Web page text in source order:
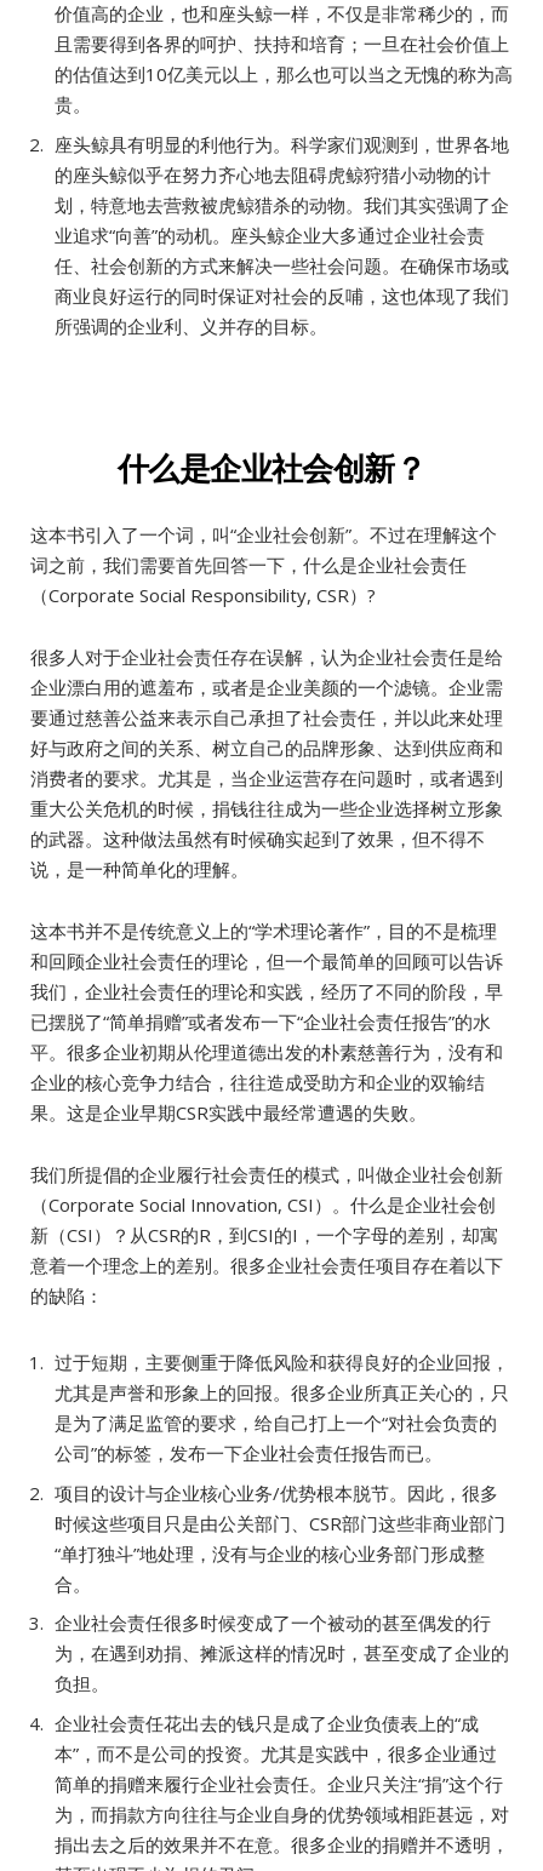
价值高的企业，也和座头鲸一样，不仅是非常稀少的，而
且需要得到各界的呵护、扶持和培育；一旦在社会价值上
的估值达到10亿美元以上，那么也可以当之无愧的称为高
贵。
座头鲸具有明显的利他行为。科学家们观测到，世界各地
的座头鲸似乎在努力齐心地去阻碍虎鲸狩猎小动物的计
划，特意地去营救被虎鲸猎杀的动物。我们其实强调了企
业追求“向善”的动机。座头鲸企业大多通过企业社会责
任、社会创新的方式来解决一些社会问题。在确保市场或
商业良好运行的同时保证对社会的反哺，这也体现了我们
所强调的企业利、义并存的目标。
什么是企业社会创新？
这本书引入了一个词，叫“企业社会创新”。不过在理解这个
词之前，我们需要首先回答一下，什么是企业社会责任
（Corporate Social Responsibility, CSR）?
很多人对于企业社会责任存在误解，认为企业社会责任是给
企业漂白用的遮羞布，或者是企业美颜的一个滤镜。企业需
要通过慈善公益来表示自己承担了社会责任，并以此来处理
好与政府之间的关系、树立自己的品牌形象、达到供应商和
消费者的要求。尤其是，当企业运营存在问题时，或者遇到
重大公关危机的时候，捐钱往往成为一些企业选择树立形象
的武器。这种做法虽然有时候确实起到了效果，但不得不
说，是一种简单化的理解。
这本书并不是传统意义上的“学术理论著作”，目的不是梳理
和回顾企业社会责任的理论，但一个最简单的回顾可以告诉
我们，企业社会责任的理论和实践，经历了不同的阶段，早
已摆脱了“简单捐赠”或者发布一下“企业社会责任报告”的水
平。很多企业初期从伦理道德出发的朴素慈善行为，没有和
企业的核心竞争力结合，往往造成受助方和企业的双输结
果。这是企业早期CSR实践中最经常遭遇的失败。
我们所提倡的企业履行社会责任的模式，叫做企业社会创新
（Corporate Social Innovation, CSI）。什么是企业社会创
新（CSI）？从CSR的R，到CSI的I，一个字母的差别，却寓
意着一个理念上的差别。很多企业社会责任项目存在着以下
的缺陷：
过于短期，主要侧重于降低风险和获得良好的企业回报，
尤其是声誉和形象上的回报。很多企业所真正关心的，只
是为了满足监管的要求，给自己打上一个“对社会负责的
公司”的标签，发布一下企业社会责任报告而已。
项目的设计与企业核心业务/优势根本脱节。因此，很多
时候这些项目只是由公关部门、CSR部门这些非商业部门
“单打独斗”地处理，没有与企业的核心业务部门形成整
合。
企业社会责任很多时候变成了一个被动的甚至偶发的行
为，在遇到劝捐、摊派这样的情况时，甚至变成了企业的
负担。
企业社会责任花出去的钱只是成了企业负债表上的“成
本”，而不是公司的投资。尤其是实践中，很多企业通过
简单的捐赠来履行企业社会责任。企业只关注“捐”这个行
为，而捐款方向往往与企业自身的优势领域相距甚远，对
捐出去之后的效果并不在意。很多企业的捐赠并不透明，